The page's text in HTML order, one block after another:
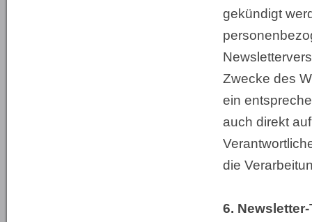
gekündigt
Zwecke des
ein
auch direkt
die
6.